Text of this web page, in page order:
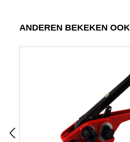
Productgalerij overslaan
ANDEREN BEKEKEN OOK